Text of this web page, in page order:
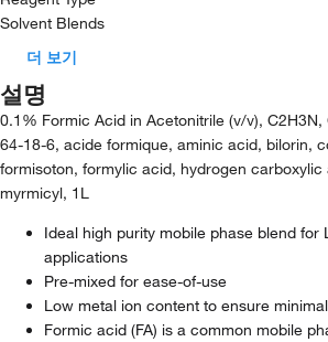
Solvent Blends
더 보기
설명
0.1% Formic Acid in Acetonitrile (v/v), C2H3N,
64-18-6, acide formique, aminic acid, bilorin,
formisoton, formylic acid, hydrogen
myrmicyl, 1L
Ideal high purity mobile phase blend for
applications
Pre-mixed for ease-of-use
Low metal ion content to ensure
Formic acid (FA) is a common mobile